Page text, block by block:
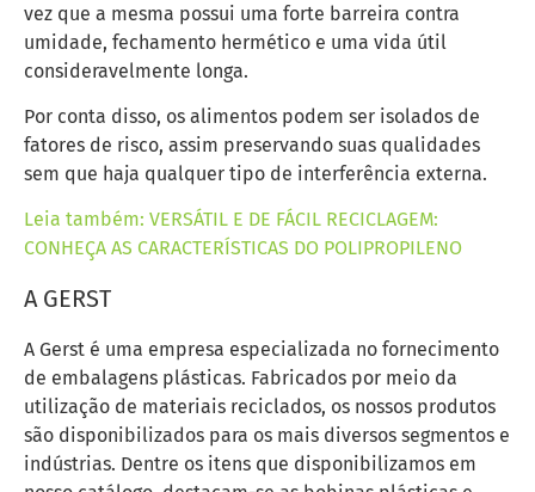
vez que a mesma possui uma forte barreira contra
umidade, fechamento hermético e uma vida útil
consideravelmente longa.
Por conta disso, os alimentos podem ser isolados de
fatores de risco, assim preservando suas qualidades
sem que haja qualquer tipo de interferência externa.
Leia também: VERSÁTIL E DE FÁCIL RECICLAGEM:
CONHEÇA AS CARACTERÍSTICAS DO POLIPROPILENO
A GERST
A Gerst é uma empresa especializada no fornecimento
de embalagens plásticas. Fabricados por meio da
utilização de materiais reciclados, os nossos produtos
são disponibilizados para os mais diversos segmentos e
indústrias. Dentre os itens que disponibilizamos em